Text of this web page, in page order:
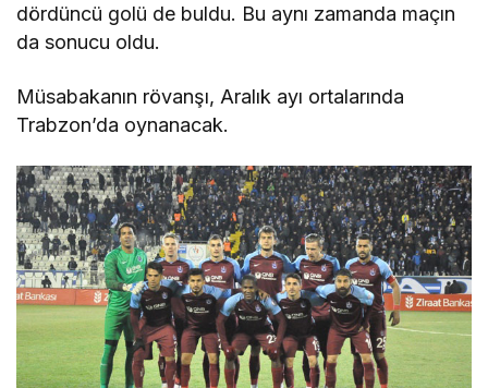
dördüncü golü de buldu. Bu aynı zamanda maçın
da sonucu oldu.
Müsabakanın rövanşı, Aralık ayı ortalarında
Trabzon’da oynanacak.